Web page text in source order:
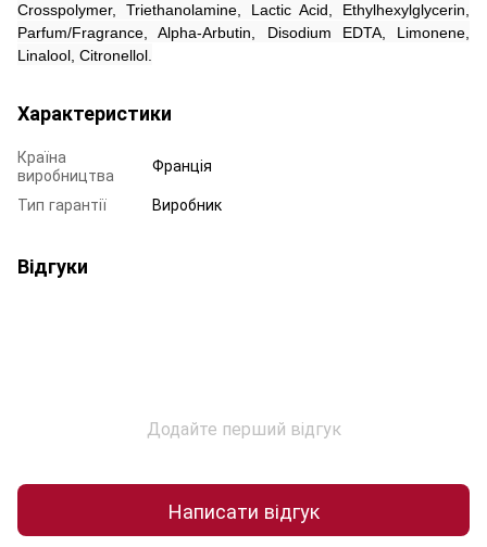
Crosspolymer, Triethanolamine, Lactic Acid, Ethylhexylglycerin,
Parfum/Fragrance, Alpha-Arbutin, Disodium EDTA, Limonene,
Linalool, Citronellol.
Характеристики
Країна
виробництва
Франція
Тип гарантії
Виробник
Відгуки
Додайте перший відгук
Написати відгук